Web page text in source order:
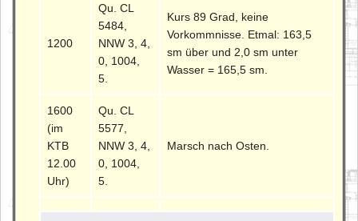
1200
Qu. CL
5484,
NNW 3, 4,
0, 1004,
5.
Kurs 89 Grad, keine
Vorkommnisse. Etmal: 163,5
sm über und 2,0 sm unter
Wasser = 165,5 sm.
1600
(im
KTB
12.00
Uhr)
Qu. CL
5577,
NNW 3, 4,
0, 1004,
5.
Marsch nach Osten.